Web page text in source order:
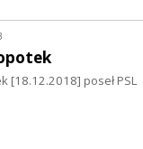
[18.12.2018] poseł PSL